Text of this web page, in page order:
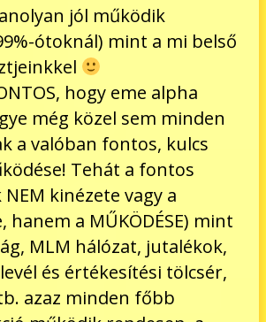
jól működik
ótoknál) mint a mi belső
hogy eme alpha
még közel sem minden
a valóban fontos, kulcs
Tehát a fontos
kinézete vagy a
hanem a MŰKÖDÉSE) mint
MLM hálózat, jutalékok,
és értékesítési tölcsér,
azaz minden főbb